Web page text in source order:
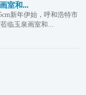
室和...
新年伊始，呼和浩特市
临玉泉画室和...